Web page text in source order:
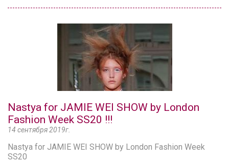
Nastya for JAMIE WEI SHOW by London
Fashion Week SS20 !!!
14 сентября 2019г.
Nastya for JAMIE WEI SHOW by London Fashion Week
SS20